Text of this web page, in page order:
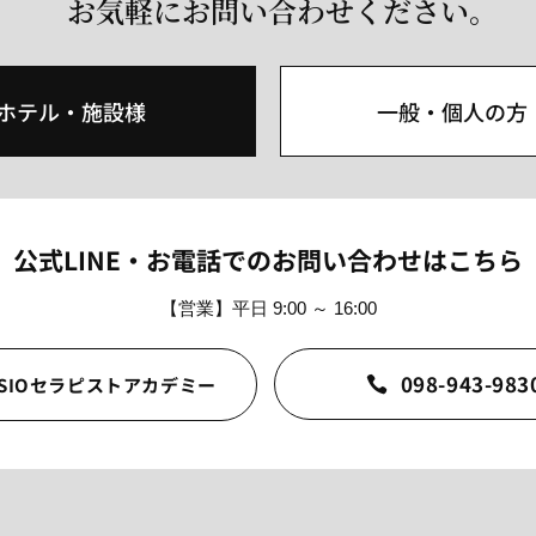
お気軽にお問い合わせください。
テル・施設様 一般・個人の方
公式LINE・お電話でのお問い合わせはこちら
【営業】平日 9:00 ～ 16:00
セラピストアカデミー  098-943-